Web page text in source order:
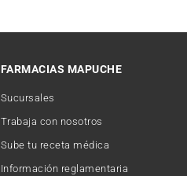
FARMACIAS MAPUCHE
Sucursales
Trabaja con nosotros
Sube tu receta médica
Información reglamentaria